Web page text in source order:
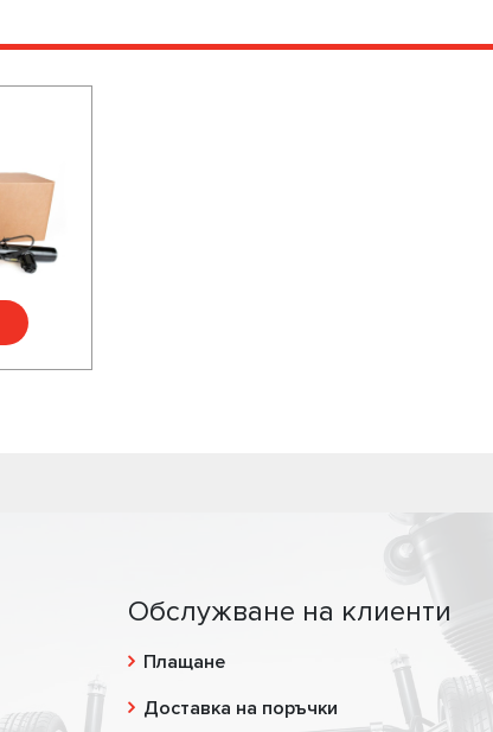
Обслужване на клиенти
Плащане
Доставка на поръчки